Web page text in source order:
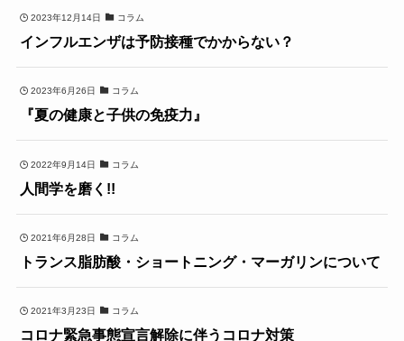
2023年12月14日 コラム
インフルエンザは予防接種でかからない？
2023年6月26日 コラム
『夏の健康と子供の免疫力』
2022年9月14日 コラム
人間学を磨く!!
2021年6月28日 コラム
トランス脂肪酸・ショートニング・マーガリンについて
2021年3月23日 コラム
コロナ緊急事態宣言解除に伴うコロナ対策